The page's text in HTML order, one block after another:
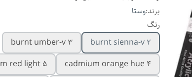
برند:وستا
رنگ
burnt sienna-v 2
burnt umber-v 3
cadmium orange hue 4
red light 5